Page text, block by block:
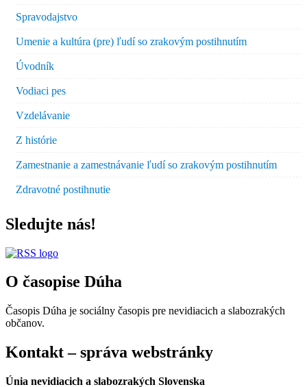
Spravodajstvo
Umenie a kultúra (pre) ľudí so zrakovým postihnutím
Úvodník
Vodiaci pes
Vzdelávanie
Z histórie
Zamestnanie a zamestnávanie ľudí so zrakovým postihnutím
Zdravotné postihnutie
Sledujte nás!
O časopise Dúha
Časopis Dúha je sociálny časopis pre nevidiacich a slabozrakých
občanov.
Kontakt – správa webstránky
Únia nevidiacich a slabozrakých Slovenska